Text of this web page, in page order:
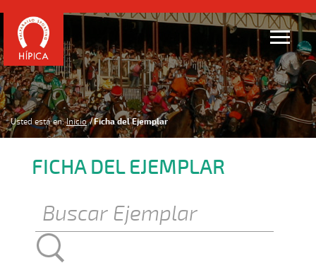
Usted está en: Inicio Ficha del Ejemplar
FICHA DEL EJEMPLAR